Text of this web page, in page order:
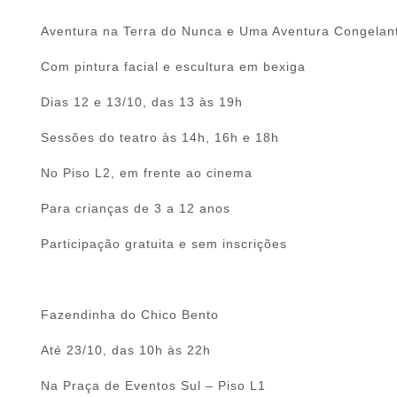
Aventura na Terra do Nunca e Uma Aventura
Com pintura facial e escultura em bexiga
Dias 12 e 13/10, das 13 às 19h
Sessões do teatro às 14h, 16h e 18h
No Piso L2, em frente ao cinema
Para crianças de 3 a 12 anos
Participação gratuita e sem inscrições
Fazendinha do Chico Bento
Até 23/10, das 10h às 22h
Na Praça de Eventos Sul – Piso L1